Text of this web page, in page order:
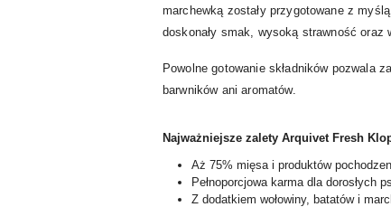
marchewką zostały przygotowane z
doskonały smak, wysoką strawność
Powolne gotowanie składników pozwala
barwników ani aromatów.
Najważniejsze zalety Arquivet Fresh
Aż 75% mięsa i produktów
Pełnoporcjowa karma dla dorosłych
Z dodatkiem wołowiny, batatów i